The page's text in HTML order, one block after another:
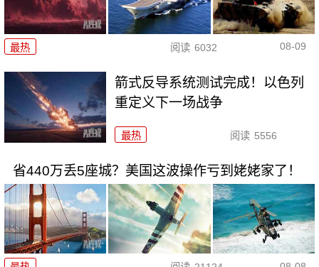
最热 阅读 6032 08-09
箭式反导系统测试完成！以色列
重定义下一场战争
最热 阅读 5556
省440万丢5座城？美国这波操作亏到姥姥家了！